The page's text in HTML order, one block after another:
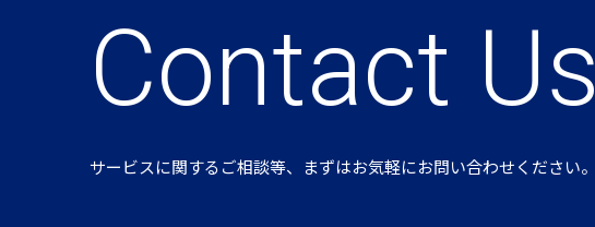
Contact Us
サービスに関するご相談等、まずはお気軽にお問い合わせください。